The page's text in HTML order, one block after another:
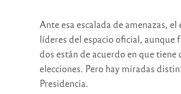
Ante esa escalada de amenazas,
líderes del espacio oficial, aunque
dos están de acuerdo en que
elecciones. Pero hay miradas
Presidencia.